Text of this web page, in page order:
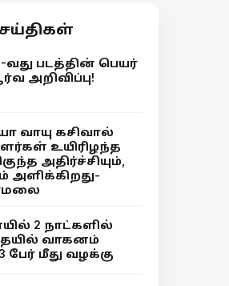
வது படத்தின் பெயர்
அறிவிப்பு!
வாயு கசிவால்
உயிரிழந்த
அதிர்ச்சியும்,
அளிக்கிறது-
2 நாட்களில்
வாகனம்
பேர் மீது வழக்கு